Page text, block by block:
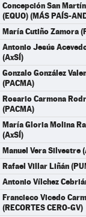
Concepción San
(EQUO) (MÁS PAÍS-
María Cutiño Zamora
Antonio Jesús
(AxSÍ)
Gonzalo González
(PACMA)
Rosario Carmona
(PACMA)
María Gloria Molina
(AxSÍ)
Manuel Vera Silvestre
Rafael Villar Liñán
Antonio Vílchez
Francisco Vicedo
(RECORTES CERO-GV)